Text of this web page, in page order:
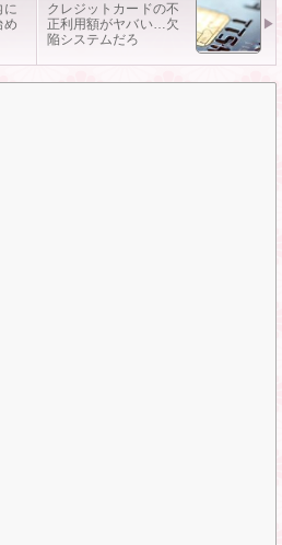
に
め
クレジットカードの不
正利用額がヤバい…欠
陥システムだろ